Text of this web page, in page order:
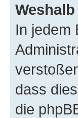
In jedem
dass
die